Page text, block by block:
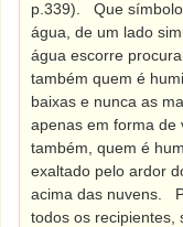
p.339). Que
água, de um lado
água escorre
também quem é
baixas e nunca as
apenas em forma de
também, quem é
exaltado pelo ardor
acima das nuvens.
todos os recipientes,